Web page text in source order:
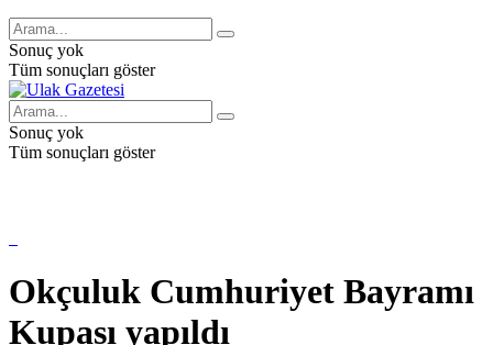
Sonuç yok
Tüm sonuçları göster
Sonuç yok
Tüm sonuçları göster
Okçuluk Cumhuriyet Bayramı
Kupası yapıldı